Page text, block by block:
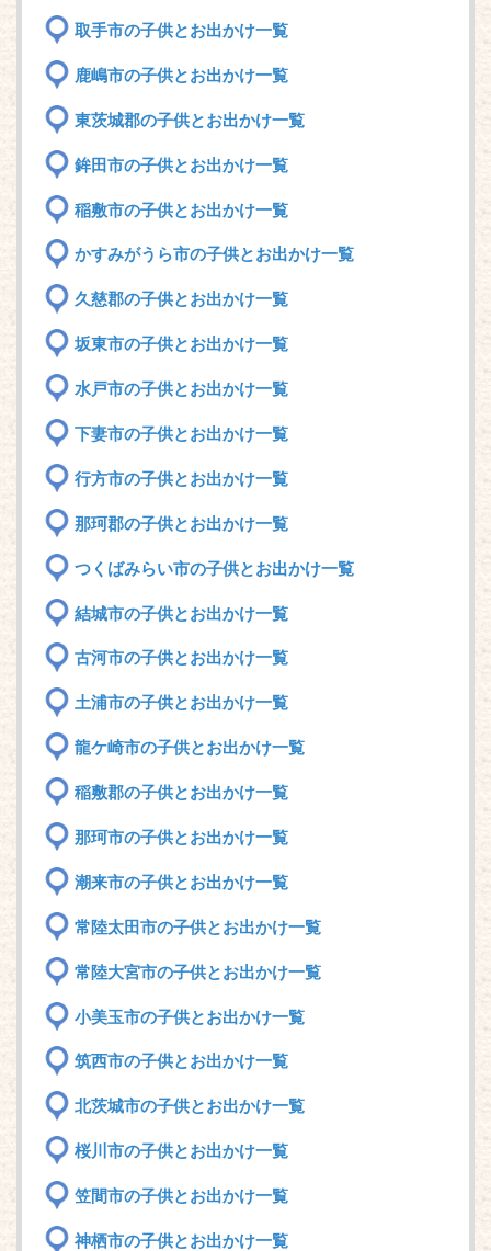
取手市の子供とお出かけ一覧
鹿嶋市の子供とお出かけ一覧
東茨城郡の子供とお出かけ一覧
鉾田市の子供とお出かけ一覧
稲敷市の子供とお出かけ一覧
かすみがうら市の子供とお出かけ一覧
久慈郡の子供とお出かけ一覧
坂東市の子供とお出かけ一覧
水戸市の子供とお出かけ一覧
下妻市の子供とお出かけ一覧
行方市の子供とお出かけ一覧
那珂郡の子供とお出かけ一覧
つくばみらい市の子供とお出かけ一覧
結城市の子供とお出かけ一覧
古河市の子供とお出かけ一覧
土浦市の子供とお出かけ一覧
龍ケ崎市の子供とお出かけ一覧
稲敷郡の子供とお出かけ一覧
那珂市の子供とお出かけ一覧
潮来市の子供とお出かけ一覧
常陸太田市の子供とお出かけ一覧
常陸大宮市の子供とお出かけ一覧
小美玉市の子供とお出かけ一覧
筑西市の子供とお出かけ一覧
北茨城市の子供とお出かけ一覧
桜川市の子供とお出かけ一覧
笠間市の子供とお出かけ一覧
神栖市の子供とお出かけ一覧